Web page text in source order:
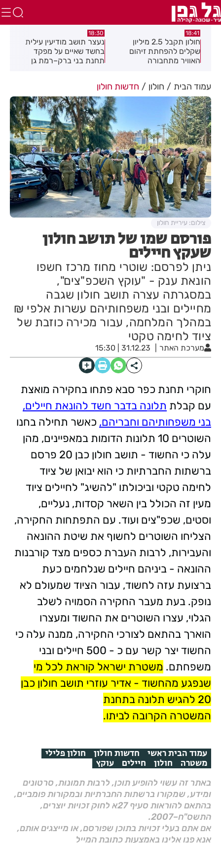
18:41
חולון תקבל 2.5 מיליון
שקלים להפחתת זיהום
האוויר מתחבורה
18:30
נעצר תושב מודיעין עילית
בחשד שאיים על מפקד
תחנת בני ברק–רמת גן
עמוד הבית חולון חדשות חולון
פורסם שמו של תושב חולון
שעקץ חיילים
ניתן לפרסם: שוטרי מחוז מרכז חשפו
הונאת ענק - "עוקץ השכפ"צים",
במסגרתה עצרה תושב חולון שגבה
מחיילים ובני משפחותיהם עשרות אלפי ₪
במהלך המלחמה, עבור מכירה כוזבת של
ציוד לחימה טקטי
מערכת האתר 31.12.23 | 15:30
צילום: עיריית חולון
חוקרי תחנת כפר סבא פתחו בחקירה מואצת
עם קבלת תלונה בדבר חשד להונאת חיילים,
בני משפחותיהם וחבריהם, כאשר תחילה בחנו
השוטרים 10 תלונות הדומות במאפיינים, מהן
עלה כי החשוד - תושב חולון כבן 20 פרסם
ברשתות החברתיות כי הוא יבואן של ציוד
לחימה טקטי וביכולתו "להשיג" לחיילים ציוד
מעין זה הכולל בין השאר קסדות, נעליים,
וסטים, שכפ"צים ועוד. עם התפתחות החקירה,
הצליחו השוטרים לחשוף את שיטת ההונאה
והעבירות, לרבות העברת כספים מצד קורבנות
ההונאה - ביניהם חיילים שנלחמים כעת
ברצועת עזה לחשוד, עבור הציוד שמעולם לא
נופק. בעת מעבר החקירה הסמויה לשלב
הגלוי, עצרו השוטרים את החשוד ומעצרו
הוארך בהתאם לצורכי החקירה, ממנה עלה כי
החשוד יצר קשר עם כ - 500 חיילים ובני
משפחתם. משטרת ישראל קוראת לכל מי
שנפגע מהחשוד - אדיר עוזרי תושב חולון כבן
20 להגיש תלונה בתחנת
המשטרה הקרובה לביתו.
עמוד הבית ראשי חדשות חולון חולון פלילי
משטרה חולון חיילים עוקץ
באתר זה עשוי להופיע תוכן, לרבות תמונות, סרטונים
ומידע, שמקורו ברשתות החברתיות ובמקורות פומביים,
בהתאם להוראות סעיף 27א לחוק זכויות יוצרים,
התשס"ח–2007.
אם אתם בעלי זכויות בתוכן שפורסם, או מייצגים אותם,
אנא פנו אלינו באמצעות כתובת המייל